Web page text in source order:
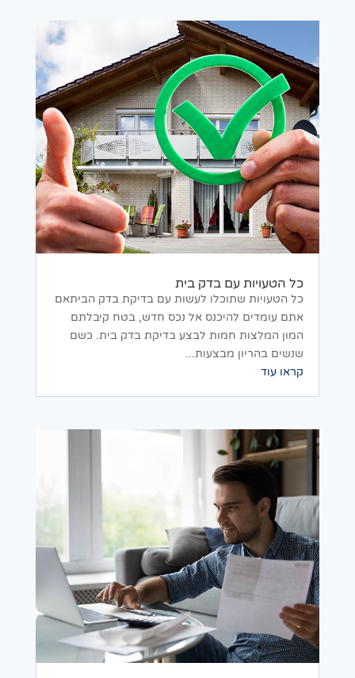
כל הטעויות עם בדק בית
כל הטעויות שתוכלו לעשות עם בדיקת בדק הביתאם
אתם עומדים להיכנס אל נכס חדש, בטח קיבלתם
המון המלצות חמות לבצע בדיקת בדק בית. כשם
שנשים בהריון מבצעות...
קראו עוד